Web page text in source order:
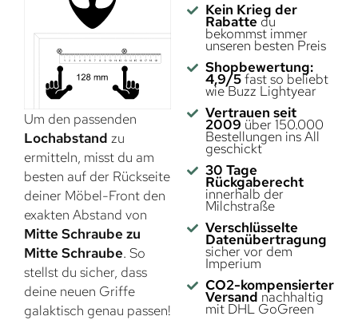
Um den passenden
Lochabstand zu
ermitteln, misst du am
besten auf der Rückseite
deiner Möbel-Front den
exakten Abstand von
Mitte Schraube zu
Mitte Schraube. So
stellst du sicher, dass
deine neuen Griffe
galaktisch genau passen!
Kein Krieg der
Rabatte du
bekommst immer
unseren besten Preis
Shopbewertung:
4,9/5fast so beliebt
wie Buzz Lightyear
Vertrauen seit
2009 über 150.000
Bestellungen ins All
geschickt
30 Tage
Rückgaberecht
innerhalb der
Milchstraße
Verschlüsselte
Datenübertragung
sicher vor dem
Imperium
CO2-kompensierter
Versand nachhaltig
mit DHL GoGreen